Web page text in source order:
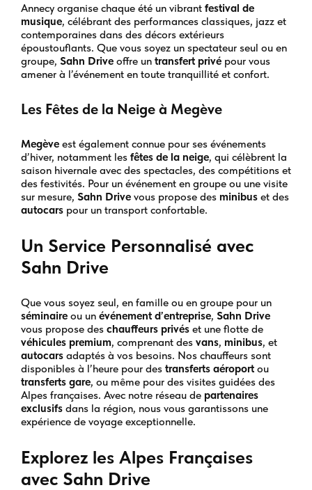
Annecy organise chaque été un vibrant festival de
musique, célébrant des performances classiques, jazz et
contemporaines dans des décors extérieurs
époustouflants. Que vous soyez un spectateur seul ou en
groupe, Sahn Driveoffre un transfert privépour vous
amener à l’événement en toute tranquillité et confort.
Les Fêtes de la Neige à Megève
Megèveest également connue pour ses événements
d’hiver, notamment les fêtes de la neige, qui célèbrent la
saison hivernale avec des spectacles, des compétitions et
des festivités. Pour un événement en groupe ou une visite
sur mesure, Sahn Drivevous propose des minibuset des
autocarspour un transport confortable.
Un Service Personnalisé avec
Sahn Drive
Que vous soyez seul, en famille ou en groupe pour un
séminaireou un événement d’entreprise, Sahn Drive
vous propose des chauffeurs privéset une flotte de
véhicules premium, comprenant des vans, minibus, et
autocarsadaptés à vos besoins. Nos chauffeurs sont
disponibles à l’heure pour des transferts aéroportou
transferts gare, ou même pour des visites guidées des
Alpes françaises. Avec notre réseau de partenaires
exclusifsdans la région, nous vous garantissons une
expérience de voyage exceptionnelle.
Explorez les Alpes Françaises
avec Sahn Drive